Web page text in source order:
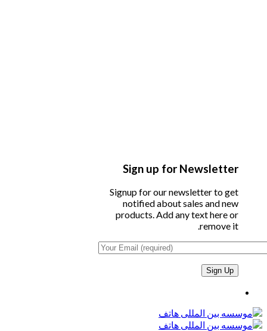
Sign up for Newsletter
Signup for our newsletter to get
notified about sales and new
products. Add any text here or
remove it.